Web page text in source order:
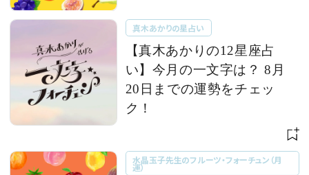
真木あかりの星占い
【真木あかりの12星座占
い】今月の一文字は？ 8月
20日までの運勢をチェッ
ク！
水晶玉子先生のフルーツ・フォーチュン（月
運）